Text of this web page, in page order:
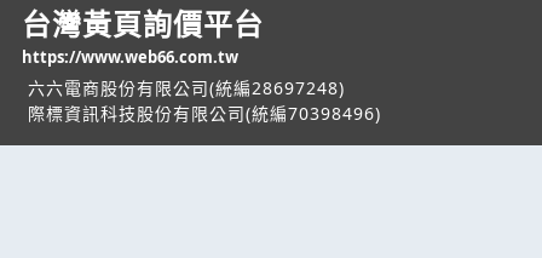
台灣黃頁詢價平台
https://www.web66.com.tw
六六電商股份有限公司(統編28697248)
際標資訊科技股份有限公司(統編70398496)